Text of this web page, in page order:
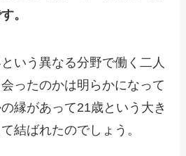
。
いう異なる分野で働く二人
ったのかは明らかになって
縁があって21歳という大き
結ばれたのでしょう。